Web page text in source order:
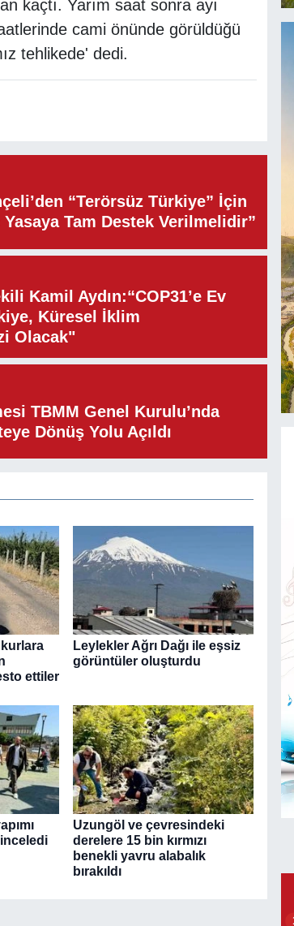
kaçtı. Yarım saat sonra ayı
cami önünde görüldüğü
tehlikede' dedi.
“Terörsüz Türkiye” İçin
Tam Destek Verilmelidir”
Kamil Aydın:“COP31’e Ev
Küresel İklim
Olacak"
TBMM Genel Kurulu’nda
Dönüş Yolu Açıldı
ettiler
Leylekler Ağrı Dağı ile eşsiz
görüntüler oluşturdu
Uzungöl ve çevresindeki
derelere 15 bin kırmızı
benekli yavru alabalık
bırakıldı